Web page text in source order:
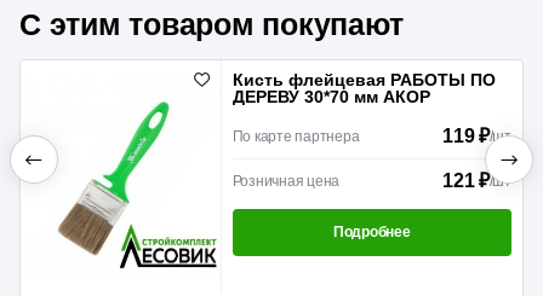
С этим товаром покупают
Кисть флейцевая РАБОТЫ ПО
ДЕРЕВУ 30*70 мм АКОР
По карте партнера 119 ₽/шт
Розничная цена 121 ₽/шт
Подробнее